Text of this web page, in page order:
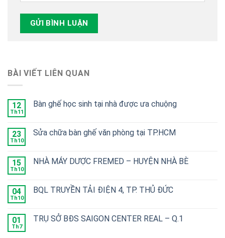
BÀI VIẾT LIÊN QUAN
12
Th11
Bàn ghế học sinh tại nhà được ưa chuộng
23
Th10
Sửa chữa bàn ghế văn phòng tại TP.HCM
15
Th10
NHÀ MÁY DƯỢC FREMED – HUYỆN NHÀ BÈ
04
Th10
BQL TRUYỀN TẢI ĐIỆN 4, TP. THỦ ĐỨC
01
Th7
TRỤ SỞ BĐS SAIGON CENTER REAL – Q.1